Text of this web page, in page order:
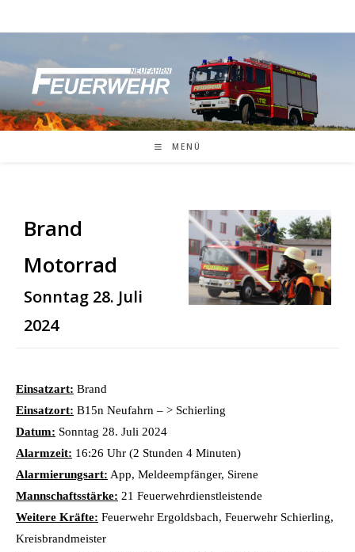
Inhalt
MENÜ
Brand
Motorrad
Sonntag 28. Juli
2024
Einsatzart: Brand
Einsatzort: B15n Neufahrn – > Schierling
Datum: Sonntag 28. Juli 2024
Alarmzeit: 16:26 Uhr (2 Stunden 4 Minuten)
Alarmierungsart: App, Meldeempfänger, Sirene
Mannschaftsstärke: 21 Feuerwehrdienstleistende
Weitere Kräfte: Feuerwehr Ergoldsbach, Feuerwehr Schierling,
Kreisbrandmeister